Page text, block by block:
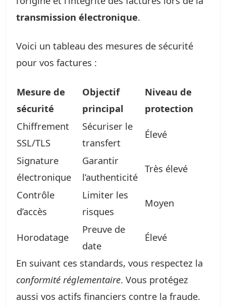
transmission électronique.
Voici un tableau des mesures de sécurité
pour vos factures :
Mesure de
sécurité
Objectif
principal
Niveau de
protection
Chiffrement
SSL/TLS
Sécuriser le
transfert
Élevé
Signature
électronique
Garantir
l’authenticité
Très élevé
Contrôle
d’accès
Limiter les
risques
Moyen
Horodatage
Preuve de
date
Élevé
En suivant ces standards, vous respectez la
conformité réglementaire. Vous protégez
aussi vos actifs financiers contre la fraude.